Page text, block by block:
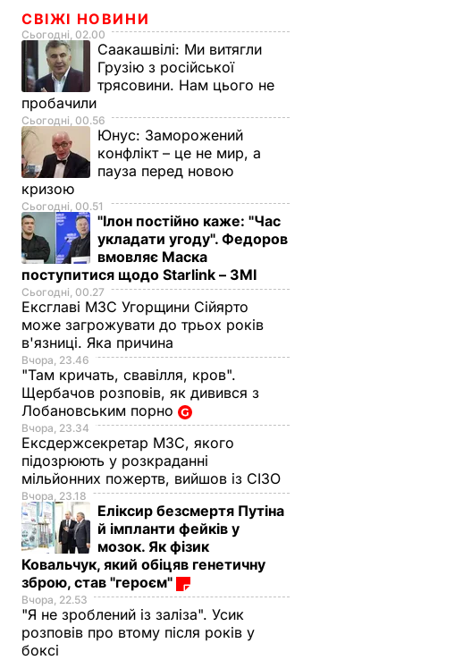
СВІЖІ НОВИНИ
Сьогодні, 02.00
Саакашвілі: Ми витягли
Грузію з російської
трясовини. Нам цього не
пробачили
Сьогодні, 00.56
Юнус: Заморожений
конфлікт – це не мир, а
пауза перед новою
кризою
Сьогодні, 00.51
"Ілон постійно каже: "Час
укладати угоду". Федоров
вмовляє Маска
поступитися щодо Starlink – ЗМІ
Сьогодні, 00.27
Ексглаві МЗС Угорщини Сійярто
може загрожувати до трьох років
в'язниці. Яка причина
Вчора, 23.46
"Там кричать, свавілля, кров".
Щербачов розповів, як дивився з
Лобановським порно
Вчора, 23.34
Ексдержсекретар МЗС, якого
підозрюють у розкраданні
мільйонних пожертв, вийшов із СІЗО
Вчора, 23.18
Еліксир безсмертя Путіна
й імпланти фейків у
мозок. Як фізик
Ковальчук, який обіцяв генетичну
зброю, став "героєм"
Вчора, 22.53
"Я не зроблений із заліза". Усик
розповів про втому після років у
боксі